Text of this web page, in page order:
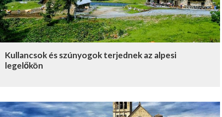
Kullancsok és szúnyogok terjednek az alpesi
legelőkön